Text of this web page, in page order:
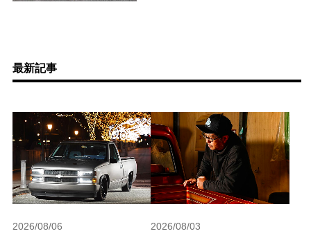
最新記事
2026/08/06 2026/08/03